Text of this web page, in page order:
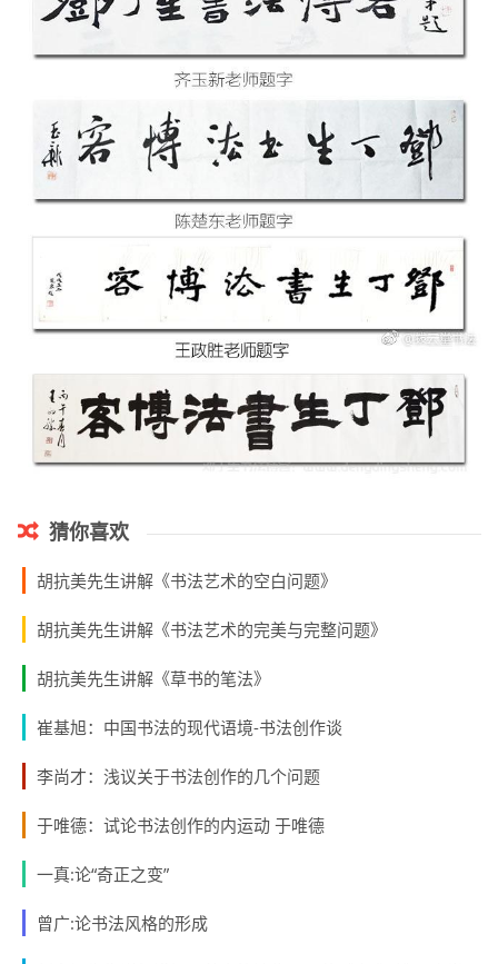
猜你喜欢
胡抗美先生讲解《书法艺术的空白问题》
胡抗美先生讲解《书法艺术的完美与完整问题》
胡抗美先生讲解《草书的笔法》
崔基旭：中国书法的现代语境-书法创作谈
李尚才：浅议关于书法创作的几个问题
于唯德：试论书法创作的内运动 于唯德
一真:论“奇正之变”
曾广:论书法风格的形成